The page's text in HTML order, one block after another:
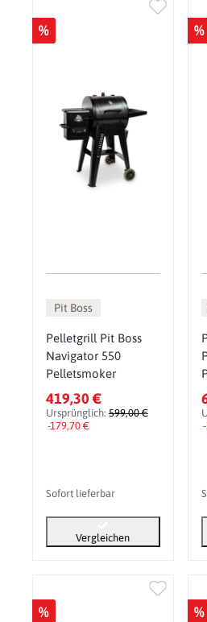
%
Pit Boss
Pelletgrill Pit Boss
Navigator 550
Pelletsmoker
419,30 €
Ursprünglich: 599,00 €
-179,70 €
Sofort lieferbar
Vergleichen
%
% %